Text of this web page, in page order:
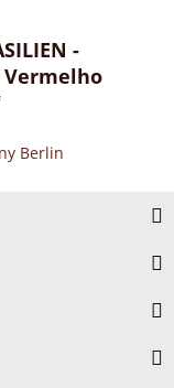
-
Vermelho
Berlin